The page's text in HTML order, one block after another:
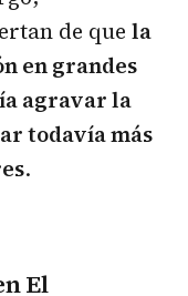
de que la
en grandes
agravar la
todavía más
.
El